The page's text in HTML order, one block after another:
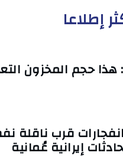
إطلاعا
هذا حجم المخزون
قرب ناقلة
إيرانية عُمانية